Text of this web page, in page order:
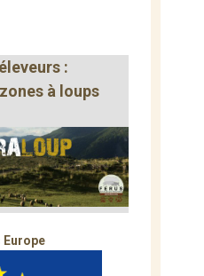
:
à loups